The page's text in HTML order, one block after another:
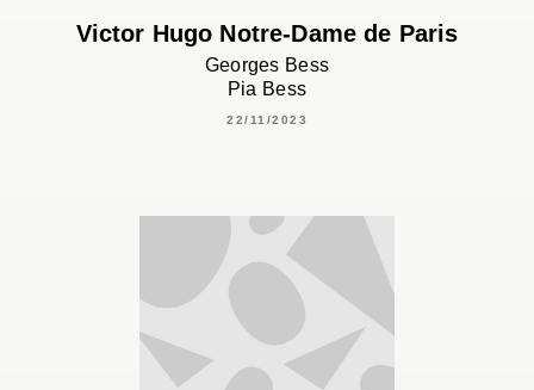
Victor Hugo Notre-Dame de Paris
Georges Bess
Pia Bess
22/11/2023